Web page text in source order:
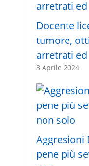
Docente
tumore,
arretrati
3 Aprile 2024
Aggresioni
pene più